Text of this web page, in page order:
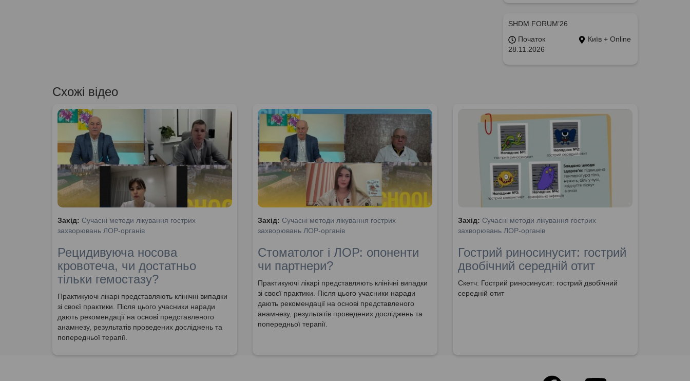
SHDM.FORUM’26
Початок
28.11.2026
Київ + Online
Схожі відео
Захід: Сучасні методи лікування гострих
захворювань ЛОР-органів
Рецидивуюча носова
кровотеча, чи достатньо
тільки гемостазу?
Практикуючі лікарі представляють клінічні випадки
зі своєї практики. Після цього учасники наради
дають рекомендації на основі представленого
анамнезу, результатів проведених досліджень та
попередньої терапії.
Захід: Сучасні методи лікування гострих
захворювань ЛОР-органів
Стоматолог і ЛОР: опоненти
чи партнери?
Практикуючі лікарі представляють клінічні випадки
зі своєї практики. Після цього учасники наради
дають рекомендації на основі представленого
анамнезу, результатів проведених досліджень та
попередньої терапії.
Захід: Сучасні методи лікування гострих
захворювань ЛОР-органів
Гострий риносинусит: гострий
двобічний середній отит
Скетч: Гострий риносинусит: гострий двобічний
середній отит